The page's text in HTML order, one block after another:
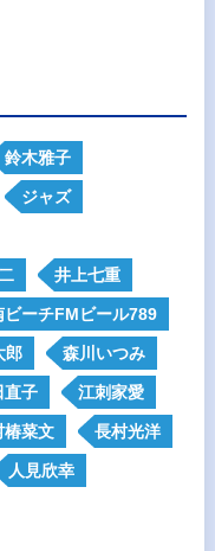
鈴木雅子
ジャズ
井上七重
ビーチFMビール789
郎 森川いつみ
直子 江刺家愛
椿菜文 長村光洋
人見欣幸